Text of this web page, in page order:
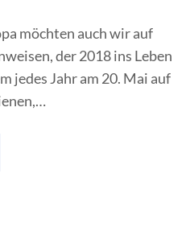
möchten auch wir auf
der 2018 ins Leben
jedes Jahr am 20. Mai auf